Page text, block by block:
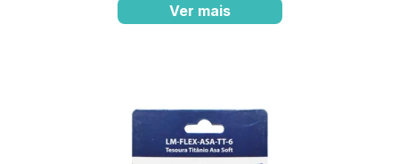
Ver mais